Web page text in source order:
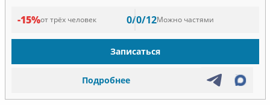
-15%от трёх человек 0/0/12Можно частями
Записаться
Подробнее